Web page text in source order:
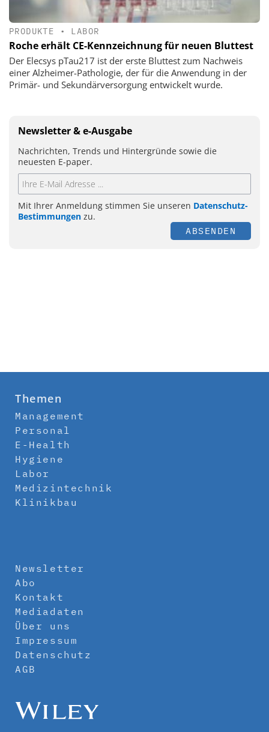
PRODUKTE • LABOR
Roche erhält CE-Kennzeichnung für neuen Bluttest
Der Elecsys pTau217 ist der erste Bluttest zum Nachweis
einer Alzheimer-Pathologie, der für die Anwendung in der
Primär- und Sekundärversorgung entwickelt wurde.
Newsletter & e-Ausgabe
Nachrichten, Trends und Hintergründe sowie die
neuesten E-paper.
Mit Ihrer Anmeldung stimmen Sie unseren Datenschutz-
Bestimmungen zu.
ABSENDEN
Themen
Management
Personal
E-Health
Hygiene
Labor
Medizintechnik
Klinikbau
Newsletter
Abo
Kontakt
Mediadaten
Über uns
Impressum
Datenschutz
AGB